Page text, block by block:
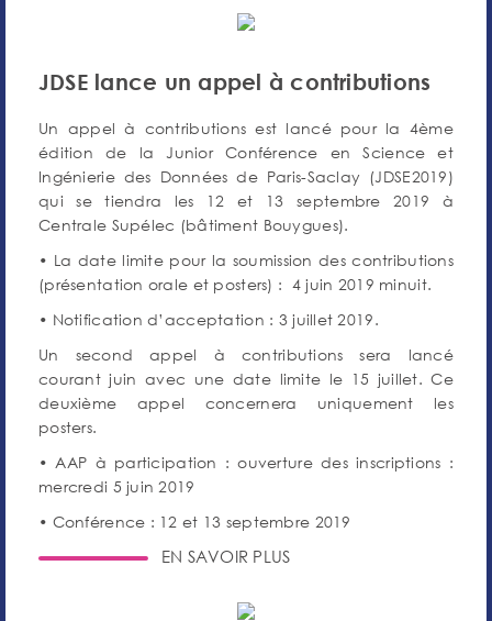
JDSE lance un appel à contributions
Un appel à contributions est lancé pour la 4ème
édition de la Junior Conférence en Science et
Ingénierie des Données de Paris-Saclay (JDSE2019)
qui se tiendra les 12 et 13 septembre 2019 à
Centrale Supélec (bâtiment Bouygues).
• La date limite pour la soumission des contributions
(présentation orale et posters) : 4 juin 2019 minuit.
• Notification d’acceptation : 3 juillet 2019.
Un second appel à contributions sera lancé
courant juin avec une date limite le 15 juillet. Ce
deuxième appel concernera uniquement les
posters.
• AAP à participation : ouverture des inscriptions :
mercredi 5 juin 2019
• Conférence : 12 et 13 septembre 2019
EN SAVOIR PLUS